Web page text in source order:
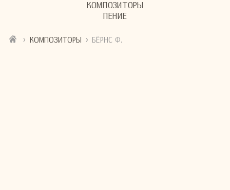
КОМПОЗИТОРЫ
ПЕНИЕ
› КОМПОЗИТОРЫ › БЁРНС Ф.